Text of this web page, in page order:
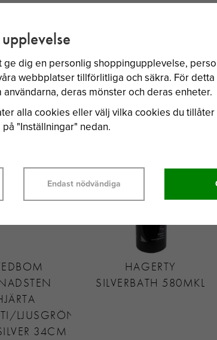
BÄSTSÄLJARE
LJUSGRÖN
34CM
HAGERTY
SILVERBATH 580MKL
dig en personlig shoppingupplevelse,
webbplatser tillförlitliga och säkra. För detta
deras mönster och deras enheter.
alla cookies eller välj vilka cookies du
"Inställningar" nedan.
Endast nödvändiga